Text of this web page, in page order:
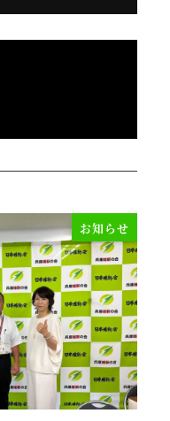
お知らせ